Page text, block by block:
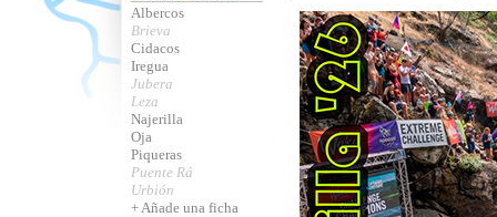
Albercos
Brieva
Cidacos
Iregua
Jubera
Leza
Najerilla
Oja
Piqueras
Puente Rá
Urbión
+ Añade una ficha